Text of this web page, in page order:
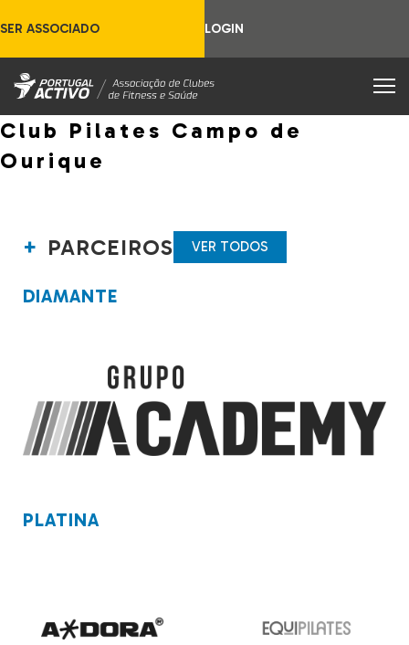
SER ASSOCIADO LOGIN
Club Pilates Campo de
Ourique
PARCEIROS VER TODOS
DIAMANTE
PLATINA